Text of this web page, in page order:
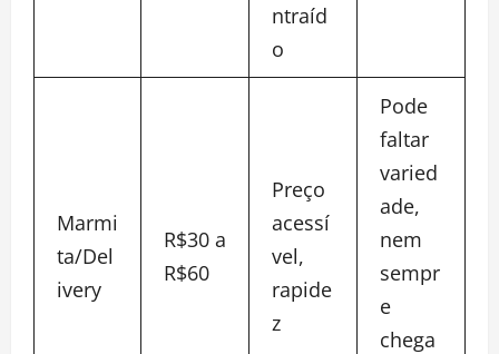
ntraíd
o
Marmi
ta/Del
ivery
R$30 a
R$60
Preço
acessí
vel,
rapide
z
Pode
faltar
varied
ade,
nem
sempr
e
chega